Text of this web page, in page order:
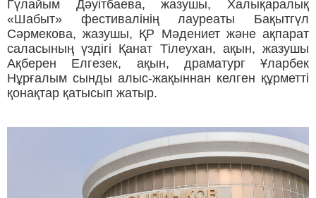
Гүлайым Дәуітбаева, жазушы, Халықаралық
«Шабыт» фестивалінің лауреаты Бақытгүл
Сәрмекова, жазушы, ҚР Мәдениет және ақпарат
саласының үздігі Қанат Тілеухан, ақын, жазушы
Ақберен Елгезек, ақын, драматург Ұларбек
Нұрғалым сынды алыс-жақыннан келген құрметті
қонақтар қатысып жатыр.